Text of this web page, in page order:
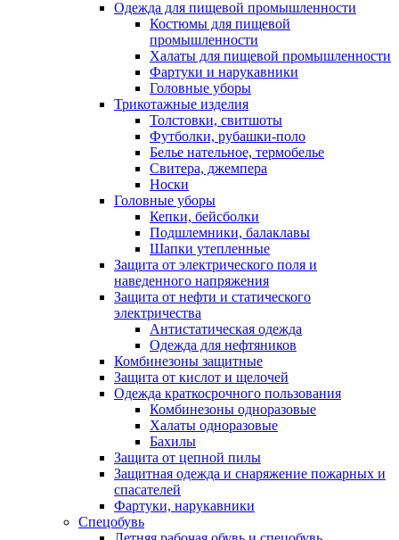
Одежда для пищевой промышленности
Костюмы для пищевой
промышленности
Халаты для пищевой промышленности
Фартуки и нарукавники
Головные уборы
Трикотажные изделия
Толстовки, свитшоты
Футболки, рубашки-поло
Белье нательное, термобелье
Свитера, джемпера
Носки
Головные уборы
Кепки, бейсболки
Подшлемники, балаклавы
Шапки утепленные
Защита от электрического поля и
наведенного напряжения
Защита от нефти и статического
электричества
Антистатическая одежда
Одежда для нефтяников
Комбинезоны защитные
Защита от кислот и щелочей
Одежда краткосрочного пользования
Комбинезоны одноразовые
Халаты одноразовые
Бахилы
Защита от цепной пилы
Защитная одежда и снаряжение пожарных и
спасателей
Фартуки, нарукавники
Спецобувь